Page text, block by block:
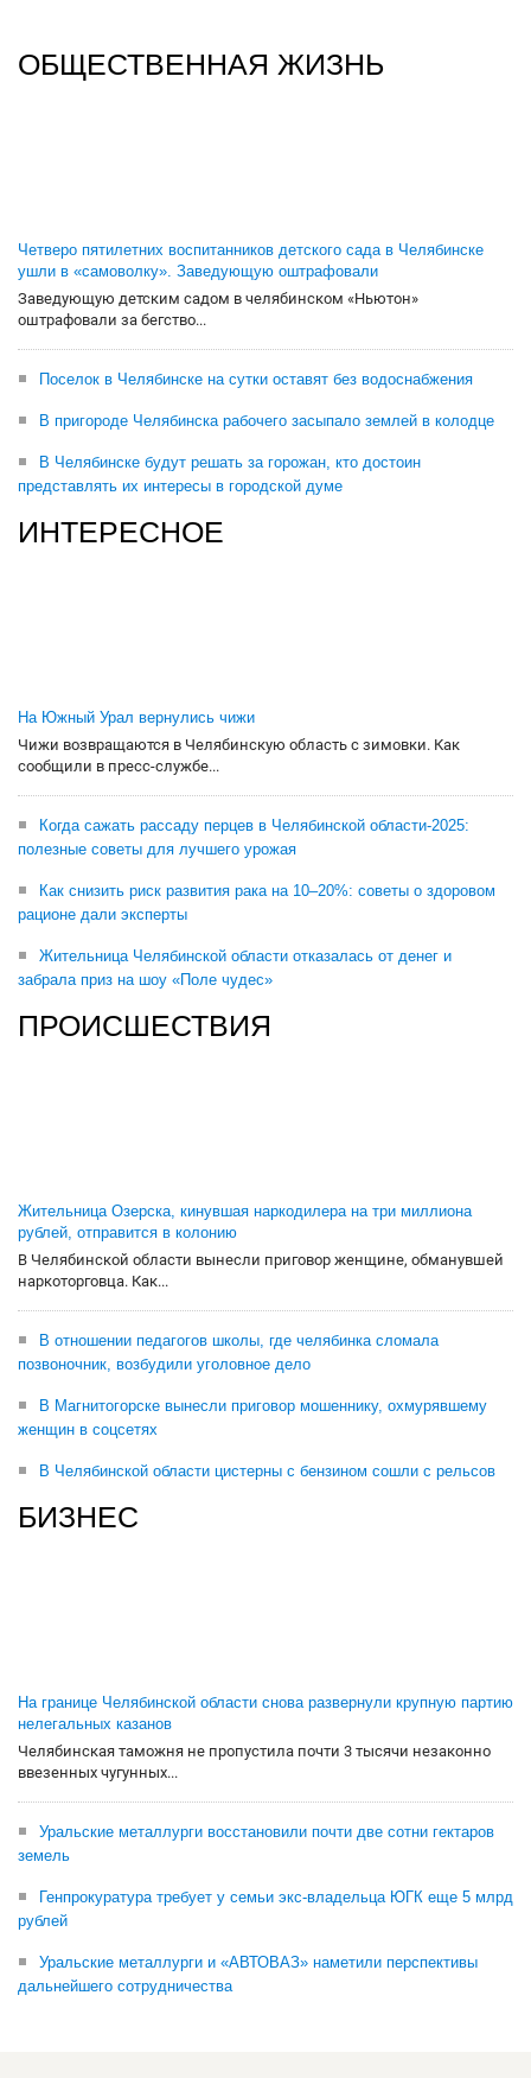
ОБЩЕСТВЕННАЯ ЖИЗНЬ
Четверо пятилетних воспитанников детского сада в Челябинске
ушли в «самоволку». Заведующую оштрафовали
Заведующую детским садом в челябинском «Ньютон»
оштрафовали за бегство...
Поселок в Челябинске на сутки оставят без водоснабжения
В пригороде Челябинска рабочего засыпало землей в колодце
В Челябинске будут решать за горожан, кто достоин
представлять их интересы в городской думе
ИНТЕРЕСНОЕ
На Южный Урал вернулись чижи
Чижи возвращаются в Челябинскую область с зимовки. Как
сообщили в пресс-службе...
Когда сажать рассаду перцев в Челябинской области-2025:
полезные советы для лучшего урожая
Как снизить риск развития рака на 10–20%: советы о здоровом
рационе дали эксперты
Жительница Челябинской области отказалась от денег и
забрала приз на шоу «Поле чудес»
ПРОИСШЕСТВИЯ
Жительница Озерска, кинувшая наркодилера на три миллиона
рублей, отправится в колонию
В Челябинской области вынесли приговор женщине, обманувшей
наркоторговца. Как...
В отношении педагогов школы, где челябинка сломала
позвоночник, возбудили уголовное дело
В Магнитогорске вынесли приговор мошеннику, охмурявшему
женщин в соцсетях
В Челябинской области цистерны с бензином сошли с рельсов
БИЗНЕС
На границе Челябинской области снова развернули крупную партию
нелегальных казанов
Челябинская таможня не пропустила почти 3 тысячи незаконно
ввезенных чугунных...
Уральские металлурги восстановили почти две сотни гектаров
земель
Генпрокуратура требует у семьи экс-владельца ЮГК еще 5 млрд
рублей
Уральские металлурги и «АВТОВАЗ» наметили перспективы
дальнейшего сотрудничества